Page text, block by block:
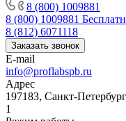
8 (800) 1009881
8 (800) 1009881
8 (812) 6071118
Заказать звонок
E-mail
info@proflabspb.ru
Адрес
197183, Санкт-
1